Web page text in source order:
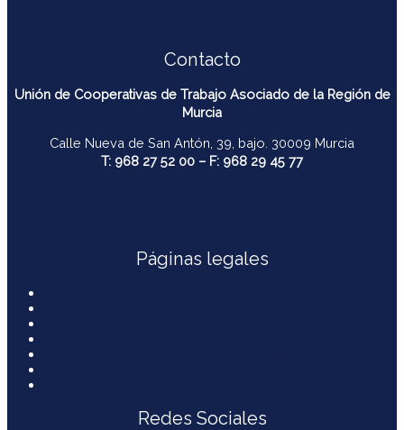
Contacto
Unión de Cooperativas de Trabajo Asociado de la Región de
Murcia
Calle Nueva de San Antón, 39, bajo. 30009 Murcia
T: 968 27 52 00 – F: 968 29 45 77
Páginas legales
Redes Sociales